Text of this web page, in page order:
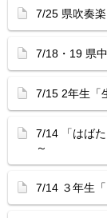
7/25 県吹奏
7/18・19 県
7/15 2年生「
7/14 「はば
～
7/14 ３年生